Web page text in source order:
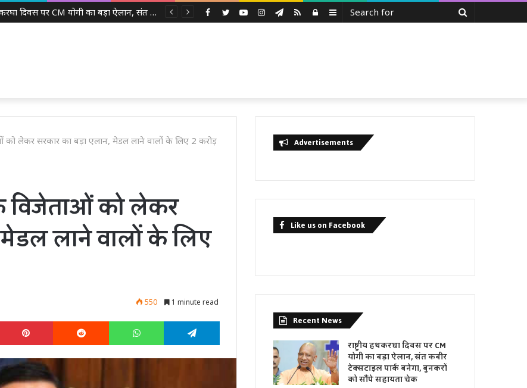
राष्ट्रीय हथकरघा दिवस पर CM योगी का बड़ा ऐलान, संत कबीर टेक्सटाइल पार्क बनेगा, बुनकरों को सौंपे सहायता चेक Sidebar
Log
RSS
Telegram
Instagram
YouTube
Twitter
Facebook
को लेकर सरकार का बड़ा एलान, मेडल लाने वालों के लिए 2 करोड़
विजेताओं को लेकर
लाने वालों के लिए
550 1 minute read
Pinterest Reddit WhatsApp Telegram
Advertisements
Like us on Facebook
Recent News
राष्ट्रीय हथकरघा दिवस पर CM
योगी का बड़ा ऐलान, संत कबीर
टेक्सटाइल पार्क बनेगा, बुनकरों
को सौंपे सहायता चेक